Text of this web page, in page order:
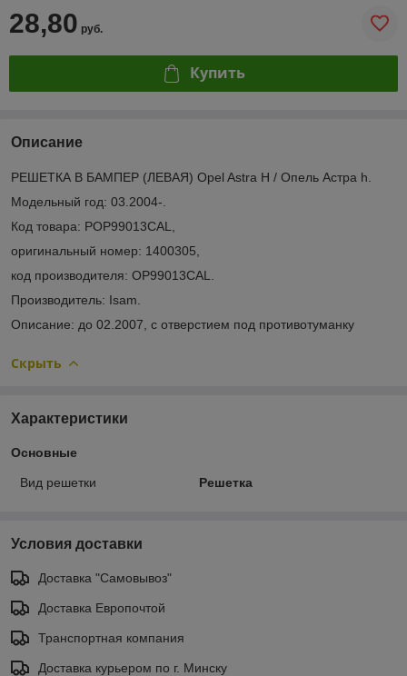
28,80 руб.
Купить
Описание
РЕШЕТКА В БАМПЕР (ЛЕВАЯ) Opel Astra H / Опель Астра h.
Модельный год: 03.2004-.
Код товара: POP99013CAL,
оригинальный номер: 1400305,
код производителя: OP99013CAL.
Производитель: Isam.
Описание: до 02.2007, с отверстием под противотуманку
Скрыть
Характеристики
Основные
Вид решетки Решетка
Условия доставки
Доставка "Самовывоз"
Доставка Европочтой
Транспортная компания
Доставка курьером по г. Минску